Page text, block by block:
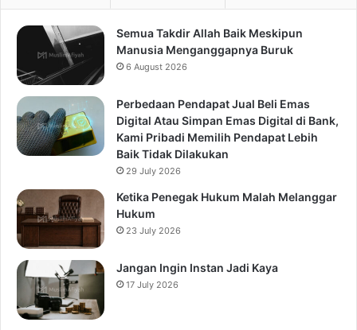
Semua Takdir Allah Baik Meskipun
Manusia Menganggapnya Buruk
6 August 2026
Perbedaan Pendapat Jual Beli Emas
Digital Atau Simpan Emas Digital di Bank,
Kami Pribadi Memilih Pendapat Lebih
Baik Tidak Dilakukan
29 July 2026
Ketika Penegak Hukum Malah Melanggar
Hukum
23 July 2026
Jangan Ingin Instan Jadi Kaya
17 July 2026